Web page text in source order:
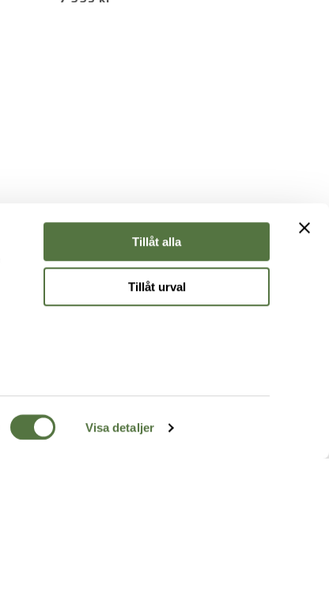
Visa detaljer
Tillåt alla
Tillåt urval